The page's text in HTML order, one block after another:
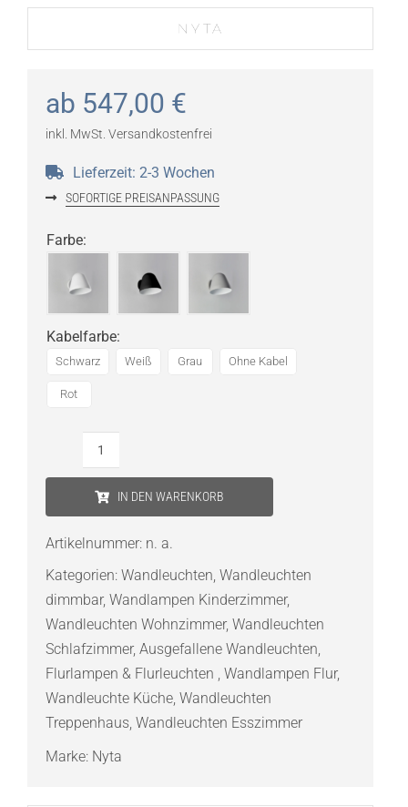
ab 547,00 €
inkl. MwSt. Versandkostenfrei
Lieferzeit: 2-3 Wochen
SOFORTIGE PREISANPASSUNG
Farbe:
Kabelfarbe:
Schwarz Weiß Grau Ohne Kabel
Rot
Menge
IN DEN WARENKORB
Artikelnummer: n. a.
Kategorien: Wandleuchten, Wandleuchten
dimmbar, Wandlampen Kinderzimmer,
Wandleuchten Wohnzimmer, Wandleuchten
Schlafzimmer, Ausgefallene Wandleuchten,
Flurlampen & Flurleuchten , Wandlampen Flur,
Wandleuchte Küche, Wandleuchten
Treppenhaus, Wandleuchten Esszimmer
Marke: Nyta